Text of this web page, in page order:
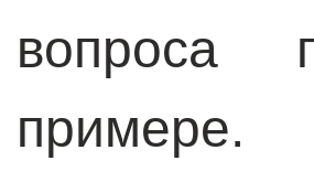
вопроса
примере.